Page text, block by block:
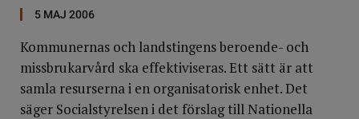
5 MAJ 2006
Kommunernas och landstingens beroende- och
missbrukarvård ska effektiviseras. Ett sätt är att
samla resurserna i en organisatorisk enhet. Det
säger Socialstyrelsen i det förslag till Nationella